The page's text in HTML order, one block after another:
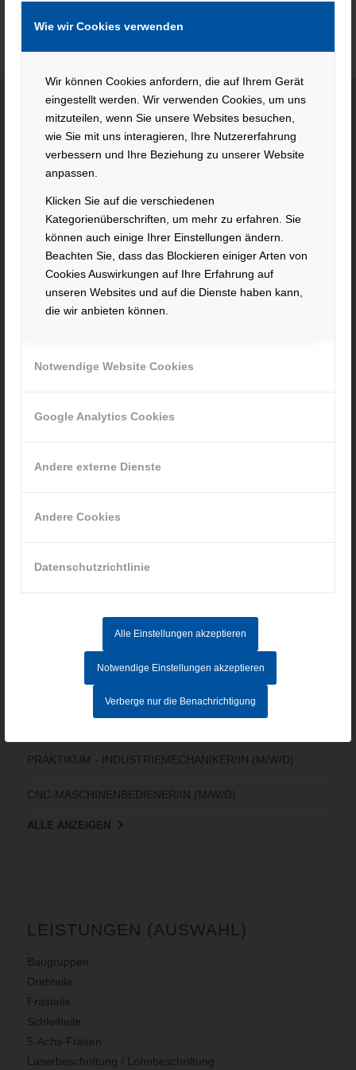
Wie wir Cookies verwenden
Wir können Cookies anfordern, die auf Ihrem Gerät
eingestellt werden. Wir verwenden Cookies, um uns
mitzuteilen, wenn Sie unsere Websites besuchen,
wie Sie mit uns interagieren, Ihre Nutzererfahrung
verbessern und Ihre Beziehung zu unserer Website
anpassen.
Klicken Sie auf die verschiedenen
Kategorienüberschriften, um mehr zu erfahren. Sie
können auch einige Ihrer Einstellungen ändern.
Beachten Sie, dass das Blockieren einiger Arten von
Cookies Auswirkungen auf Ihre Erfahrung auf
unseren Websites und auf die Dienste haben kann,
die wir anbieten können.
Notwendige Website Cookies
Google Analytics Cookies
Andere externe Dienste
Andere Cookies
Datenschutzrichtlinie
Alle Einstellungen akzeptieren
Notwendige Einstellungen akzeptieren
Verberge nur die Benachrichtigung
KONTAKT
Hacker Feinmechanik GmbH
Im Polder 2 / Neuhausen
94560 Offenberg
Tel. +49 991 99800 – 0
Fax. +49 991 91564
contact@hacker-feinmechanik.de
AKTUELLE STELLENANGEBOTE
MITARBEITER IM AUFTRAGSZENTRUM (M/W/D) - Vollzeit
CNC-FACHKRAFT (M/W/D)
PRAKTIKUM - INDUSTRIEMECHANIKER/IN (M/W/D)
CNC-MASCHINENBEDIENER/IN (M/W/D)
ALLE ANZEIGEN
LEISTUNGEN (AUSWAHL)
Baugruppen
Drehteile
Frästeile
Schleifteile
5-Achs-Fräsen
Laserbeschriftung / Lohnbeschriftung